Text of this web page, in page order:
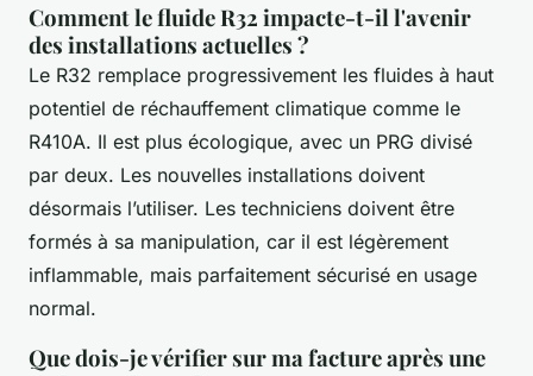
Comment le fluide R32 impacte-t-il l'avenir
des installations actuelles ?
Le R32 remplace progressivement les fluides à haut
potentiel de réchauffement climatique comme le
R410A. Il est plus écologique, avec un PRG divisé
par deux. Les nouvelles installations doivent
désormais l’utiliser. Les techniciens doivent être
formés à sa manipulation, car il est légèrement
inflammable, mais parfaitement sécurisé en usage
normal.
Que dois-je vérifier sur ma facture après une